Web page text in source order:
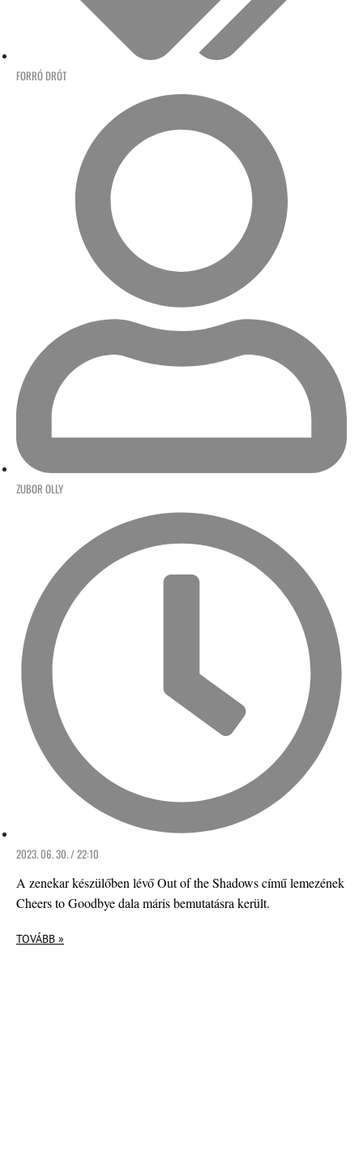
FORRÓ DRÓT
ZUBOR OLLY
2023. 06. 30. / 22:10
A zenekar készülőben lévő Out of the Shadows című lemezének
Cheers to Goodbye dala máris bemutatásra került.
TOVÁBB »